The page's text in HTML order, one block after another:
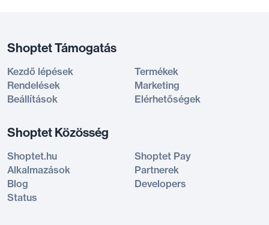
Shoptet Támogatás
Kezdő lépések
Termékek
Rendelések
Marketing
Beállítások
Elérhetőségek
Shoptet Közösség
Shoptet.hu
Shoptet Pay
Alkalmazások
Partnerek
Blog
Developers
Status